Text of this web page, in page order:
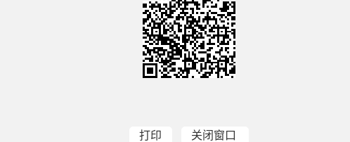
打印 关闭窗口